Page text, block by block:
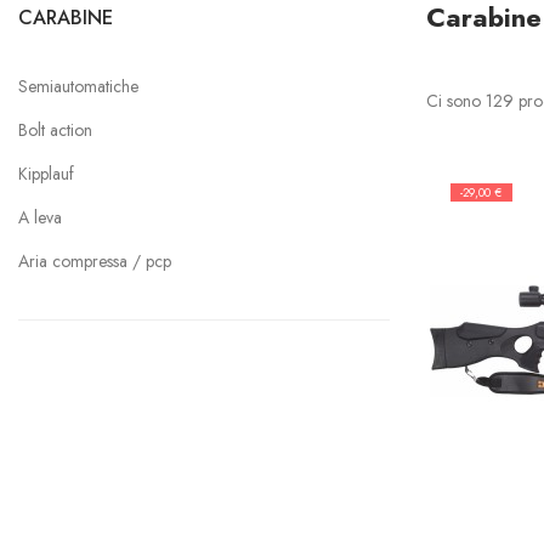
CARABINE
Semiautomatiche
Bolt action
Kipplauf
A leva
Aria compressa / pcp
Carabine
Ci sono 129
-29,00 €